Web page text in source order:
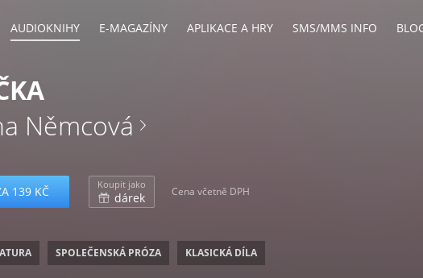
AUDIOKNIHY E-MAGAZÍNY APLIKACE A HRY SMS/MMS INFO
Němcová
139 KČ Koupit jako
dárek Cena včetně DPH
SPOLEČENSKÁ PRÓZA KLASICKÁ DÍLA